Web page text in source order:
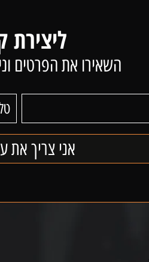
השאירו את הפרטים